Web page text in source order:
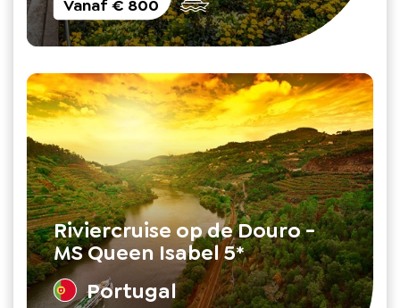
Vanaf€ 800
Riviercruise op de Douro -
MS Queen Isabel 5*
Portugal